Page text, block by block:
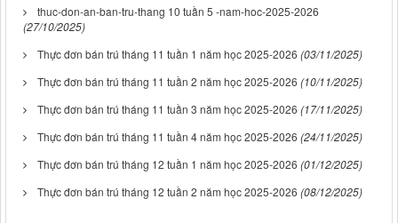
thuc-don-an-ban-tru-thang 10 tuần 5 -nam-hoc-2025-2026
(27/10/2025)
Thực đơn bán trú tháng 11 tuần 1 năm học 2025-2026 (03/11/2025)
Thực đơn bán trú tháng 11 tuần 2 năm học 2025-2026 (10/11/2025)
Thực đơn bán trú tháng 11 tuần 3 năm học 2025-2026 (17/11/2025)
Thực đơn bán trú tháng 11 tuần 4 năm học 2025-2026 (24/11/2025)
Thực đơn bán trú tháng 12 tuần 1 năm học 2025-2026 (01/12/2025)
Thực đơn bán trú tháng 12 tuần 2 năm học 2025-2026 (08/12/2025)